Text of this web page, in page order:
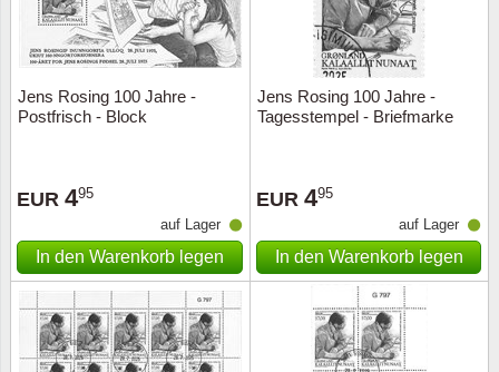
Jens Rosing 100 Jahre -
Postfrisch - Block
EUR 495
auf Lager
In den Warenkorb legen
Jens Rosing 100 Jahre -
Tagesstempel - Briefmarke
EUR 495
auf Lager
In den Warenkorb legen